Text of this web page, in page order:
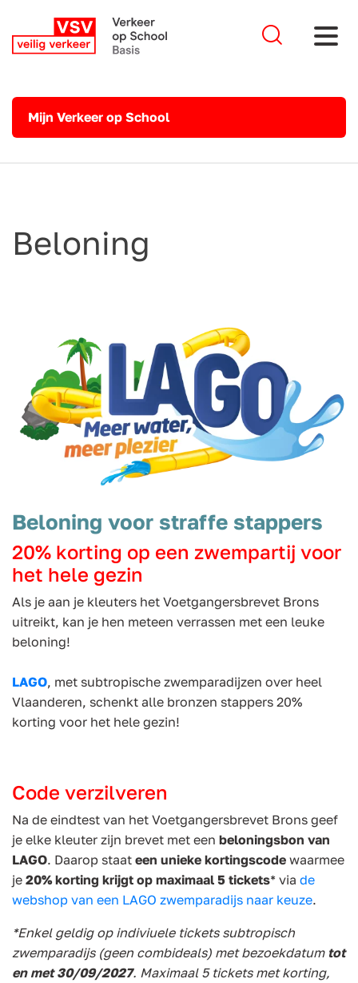
Mijn Verkeer op School
Beloning
Beloning voor straffe stappers
20% korting op een zwempartij voor
het hele gezin
Als je aan je kleuters het Voetgangersbrevet Brons
uitreikt, kan je hen meteen verrassen met een leuke
beloning!
LAGO, met subtropische zwemparadijzen over heel
Vlaanderen, schenkt alle bronzen stappers 20%
korting voor het hele gezin!
Code verzilveren
Na de eindtest van het Voetgangersbrevet Brons geef
je elke kleuter zijn brevet met een beloningsbon van
LAGO. Daarop staat een unieke kortingscode waarmee
je 20% korting krijgt op maximaal 5 tickets* via de
webshop van een LAGO zwemparadijs naar keuze.
*Enkel geldig op indiviuele tickets subtropisch
zwemparadijs (geen combideals) met bezoekdatum tot
en met 30/09/2027. Maximaal 5 tickets met korting,